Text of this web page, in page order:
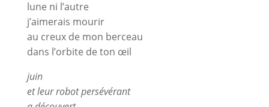
lune ni l’autre
j’aimerais mourir
au creux de mon berceau
dans l’orbite de ton œil
juin
et leur robot persévérant